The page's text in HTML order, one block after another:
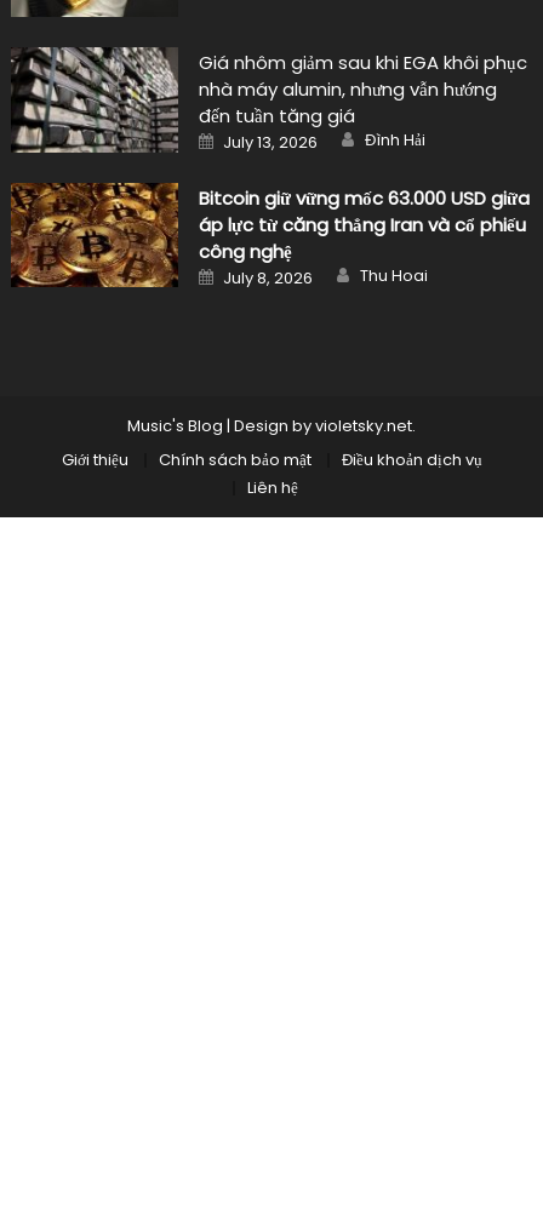
Giá nhôm giảm sau khi EGA khôi phục
nhà máy alumin, nhưng vẫn hướng
đến tuần tăng giá
Posted
on
July 13, 2026 Author
Đình Hải
Bitcoin giữ vững mốc 63.000 USD giữa
áp lực từ căng thẳng Iran và cổ phiếu
công nghệ
Posted
on
July 8, 2026 Author
Thu Hoai
Music's Blog | Design byvioletsky.net.
Giới thiệu
Chính sách bảo mật
Điều khoản dịch vụ
Liên hệ